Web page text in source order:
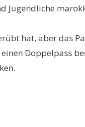
hat, aber das
Doppelpass